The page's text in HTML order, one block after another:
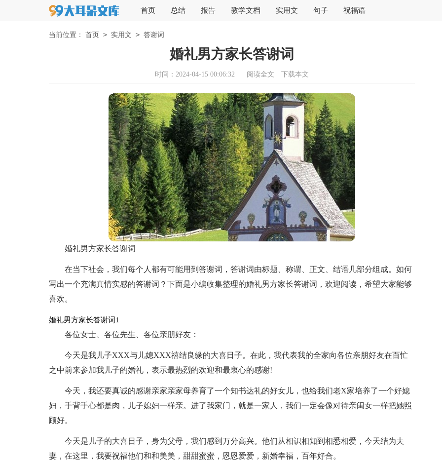
首页 总结 报告 教学文档 实用文 句子 祝福语
当前位置： 首页 > 实用文 > 答谢词
婚礼男方家长答谢词
时间：2024-04-15 00:06:32 阅读全文 下载本文
婚礼男方家长答谢词
在当下社会，我们每个人都有可能用到答谢词，答谢词由标题、称谓、正文、结语几部分组成。如何
写出一个充满真情实感的答谢词？下面是小编收集整理的婚礼男方家长答谢词，欢迎阅读，希望大家能够
喜欢。
婚礼男方家长答谢词1
各位女士、各位先生、各位亲朋好友：
今天是我儿子XXX与儿媳XXX禧结良缘的大喜日子。在此，我代表我的全家向各位亲朋好友在百忙
之中前来参加我儿子的婚礼，表示最热烈的欢迎和最衷心的感谢!
今天，我还要真诚的感谢亲家亲家母养育了一个知书达礼的好女儿，也给我们老X家培养了一个好媳
妇，手背手心都是肉，儿子媳妇一样亲。进了我家门，就是一家人，我们一定会像对待亲闺女一样把她照
顾好。
今天是儿子的大喜日子，身为父母，我们感到万分高兴。他们从相识相知到相悉相爱，今天结为夫
妻，在这里，我要祝福他们和和美美，甜甜蜜蜜，恩恩爱爱，新婚幸福，百年好合。